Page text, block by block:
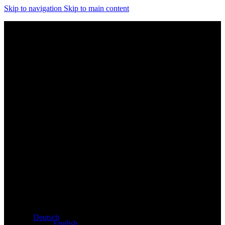
Skip to navigation Skip to main content
Deutsch
English